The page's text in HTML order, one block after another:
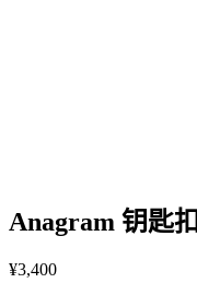
Anagram 钥匙扣
¥3,400